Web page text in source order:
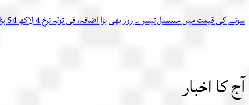
سونے کی قیمت میں مسلسل تیسرے روز بھی بڑا اضافہ، فی تولہ نرخ 4 لاکھ 54 ہزار 336 روپے تک پہنچ گئے
آج کا اخبار